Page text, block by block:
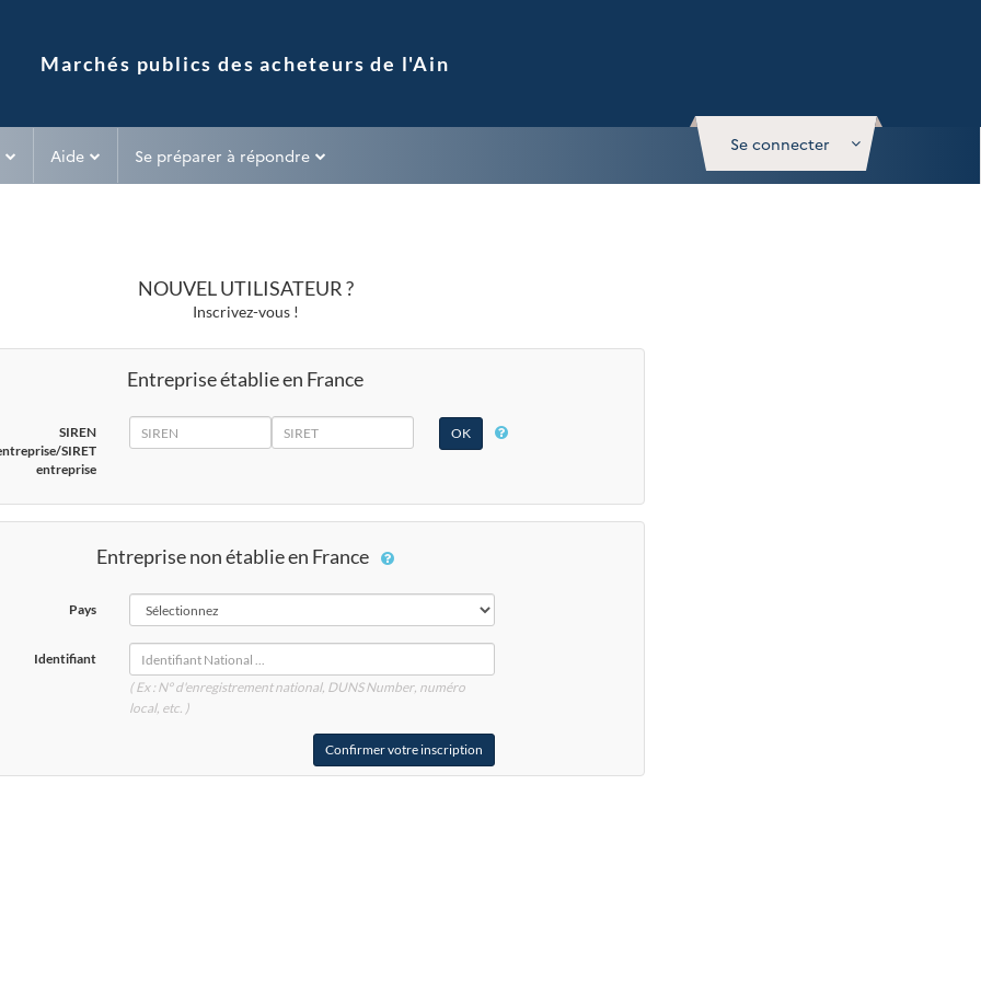
Se connecter
Aide Se préparer à répondre
NOUVEL UTILISATEUR ?
Inscrivez-vous !
Entreprise établie en France
SIREN
SIRET
entreprise
SIREN
SIRET
Entreprise non établie en France
Pays
Identifiant
( Ex : N° d'enregistrement national, DUNSNumber, numéro
local, etc. )